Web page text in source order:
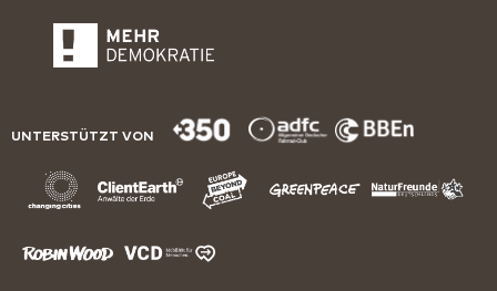
UNTERSTÜTZT VON